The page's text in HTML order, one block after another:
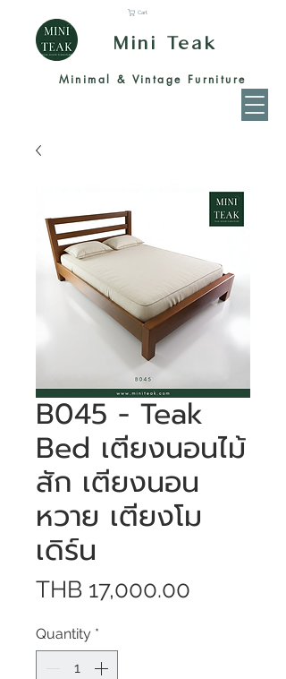
Mini Teak
Minimal & Vintage Furniture
Cart
B045 - Teak
Bed เตียงนอนไม้
สัก เตียงนอน
หวาย เตียงโม
เดิร์น
THB 17,000.00
Quantity *